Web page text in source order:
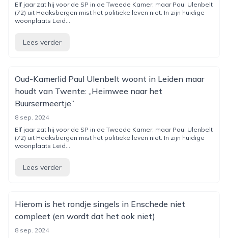
Elf jaar zat hij voor de SP in de Tweede Kamer, maar Paul Ulenbelt
(72) uit Haaksbergen mist het politieke leven niet. In zijn huidige
woonplaats Leid...
Lees verder
Oud-Kamerlid Paul Ulenbelt woont in Leiden maar
houdt van Twente: „Heimwee naar het
Buursermeertje”
8 sep. 2024
Elf jaar zat hij voor de SP in de Tweede Kamer, maar Paul Ulenbelt
(72) uit Haaksbergen mist het politieke leven niet. In zijn huidige
woonplaats Leid...
Lees verder
Hierom is het rondje singels in Enschede niet
compleet (en wordt dat het ook niet)
8 sep. 2024